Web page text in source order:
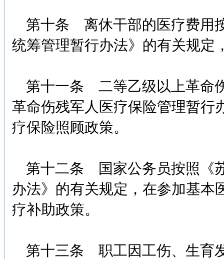
第十条 离休干部的医疗费用
统筹管理暂行办法》的有关规定
第十一条 二等乙级以上革命
革命伤残军人医疗保险管理暂行
疗保险照顾政策。
第十二条 国家公务员按照《
办法》的有关规定，在参加基本
疗补助政策。
第十三条 职工因工伤、生育